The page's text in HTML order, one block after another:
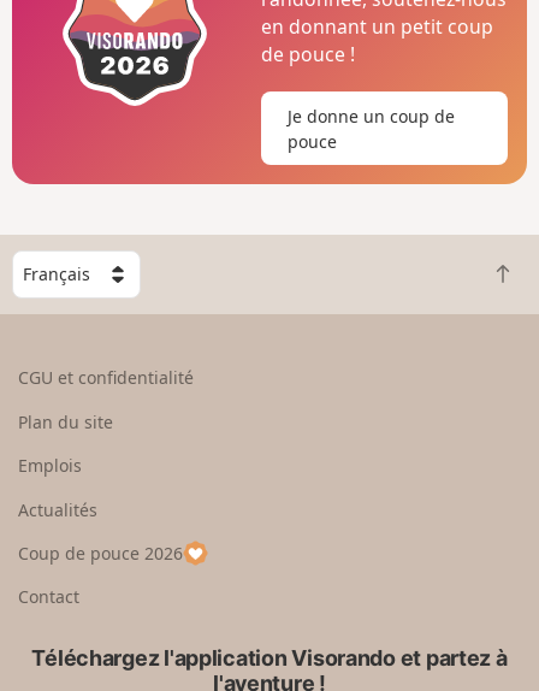
en donnant un petit coup
de pouce !
Je donne un coup de
pouce
C
h
o
e
u
p
a
R
e
CGU et confidentialité
Plan du site
Emplois
Actualités
Coup de pouce 2026
Contact
Téléchargez l'application Visorando et partez à
l'aventure !